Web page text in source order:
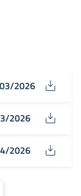
2026
2026
2026